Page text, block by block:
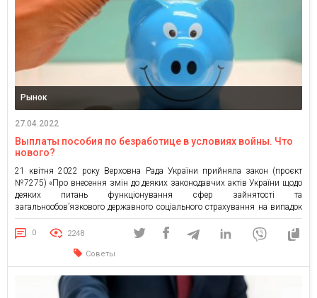
Рынок
27.04.2022
Выплаты пособия по безработице в условиях войны. Что
нового?
21 квітня 2022 року Верховна Рада України прийняла закон (проєкт
№7275) «Про внесення змін до деяких законодавчих актів України щодо
деяких питань функціонування сфер зайнятості та
загальнообов’язкового державного соціального страхування на випадок
безробіття в період воєнного стану». Як це допоможе українцям, які
втратили роботу під час війни, та на яку суму допомоги вони можуть
0 2248
Советы